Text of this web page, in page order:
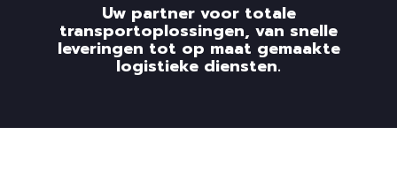
Uw partner voor totale
transportoplossingen, van snelle
leveringen tot op maat gemaakte
logistieke diensten.